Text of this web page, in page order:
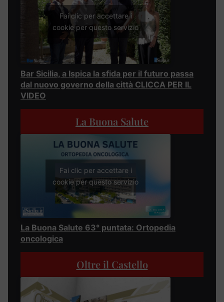
Fai clic per accettare i
cookie per questo servizio
Bar Sicilia, a Ispica la sfida per il futuro passa
dal nuovo governo della città CLICCA PER IL
VIDEO
La Buona Salute
Fai clic per accettare i
cookie per questo servizio
La Buona Salute 63° puntata: Ortopedia
oncologica
Oltre il Castello